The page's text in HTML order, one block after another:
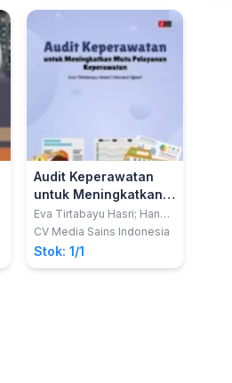
Keperawatan
Audit Keperawatan
untuk Meningkatkan
Mutu Pelayanan
Keperawatan
Eva Tirtabayu Hasri; Hanevi
Djasri
CV Media Sains Indonesia
Stok: 1/1